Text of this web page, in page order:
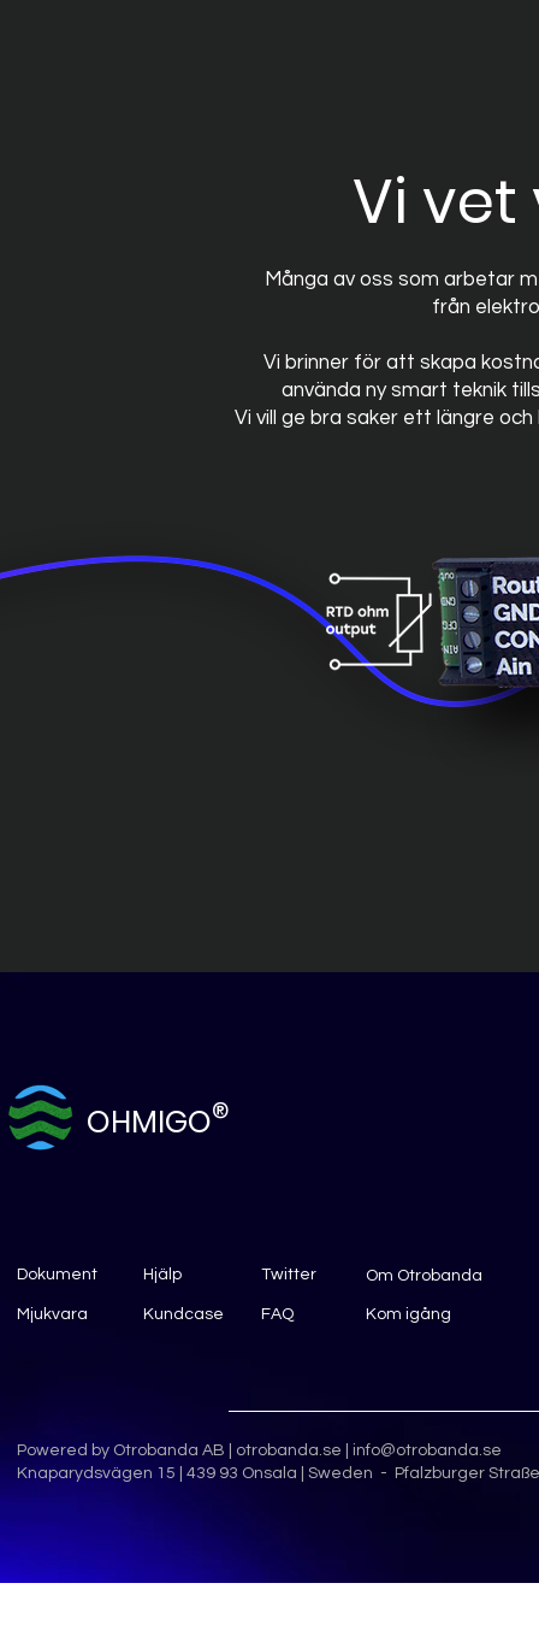
Vi
Många av oss som arbetar
från
Vi brinner för att skapa
använda ny smart teknik
Vi vill ge bra saker ett längre
OHMIGO®
Dokument Hjälp Twitter Om Otrobanda
Mjukvara Kundcase FAQ Kom igång
Powered by Otrobanda AB | otrobanda.se
info@otrobanda.se
Knaparydsvägen 15 | 439 93 Onsala | Sweden - Pfalzburger